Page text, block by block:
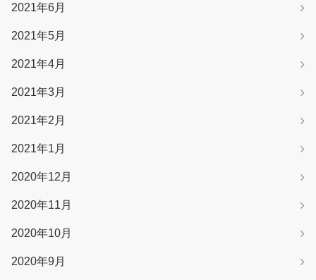
2021年6月
2021年5月
2021年4月
2021年3月
2021年2月
2021年1月
2020年12月
2020年11月
2020年10月
2020年9月